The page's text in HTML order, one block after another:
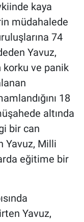
kaya
müdahalede
74
Yavuz,
korku ve panik
18
altında
bir can
Yavuz, Milli
eğitime bir
Yavuz,